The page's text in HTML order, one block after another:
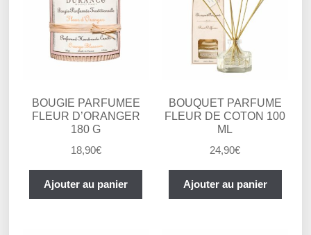
BOUGIE PARFUMEE
FLEUR D’ORANGER
180 G
18,90€
Ajouter au panier
BOUQUET PARFUME
FLEUR DE COTON 100
ML
24,90€
Ajouter au panier